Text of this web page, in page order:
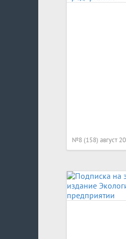
№8 (158) август